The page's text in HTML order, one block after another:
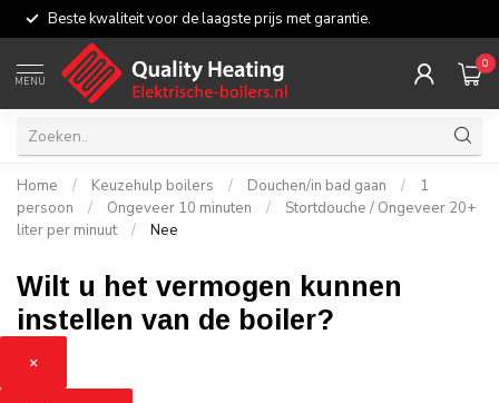
Beste kwaliteit voor de laagste prijs met garantie.
MENU
0
Home / Keuzehulp boilers / Douchen/in bad gaan /
1
persoon
/ Ongeveer 10 minuten /
Stortdouche / Ongeveer 20+
liter per minuut
/ Nee
Wilt u het vermogen kunnen
instellen van de boiler?
×